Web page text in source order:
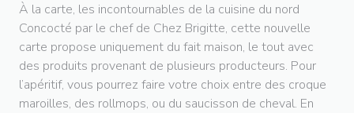
À la carte, les incontournables de la cuisine du nord
Concocté par le chef de Chez Brigitte, cette nouvelle
carte propose uniquement du fait maison, le tout avec
des produits provenant de plusieurs producteurs. Pour
l’apéritif, vous pourrez faire votre choix entre des croque
maroilles, des rollmops, ou du saucisson de cheval. En